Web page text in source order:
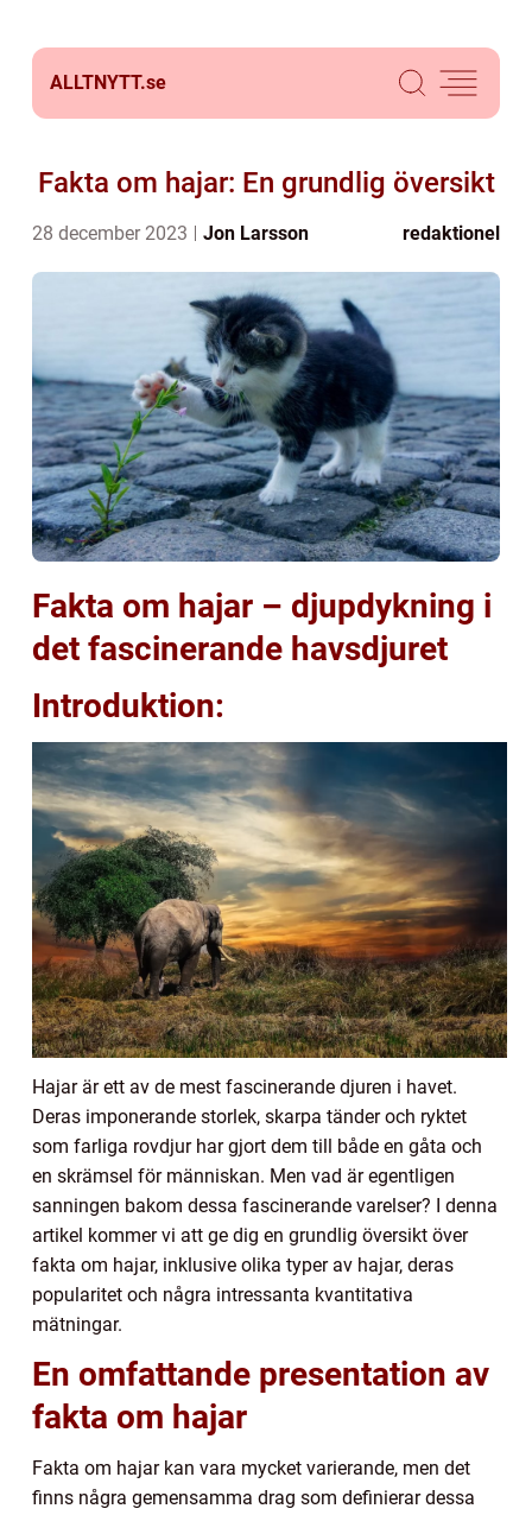
ALLTNYTT.se
Fakta om hajar: En grundlig översikt
28 december 2023 Jon Larsson redaktionel
Fakta om hajar – djupdykning i
det fascinerande havsdjuret
Introduktion:
Hajar är ett av de mest fascinerande djuren i havet.
Deras imponerande storlek, skarpa tänder och ryktet
som farliga rovdjur har gjort dem till både en gåta och
en skrämsel för människan. Men vad är egentligen
sanningen bakom dessa fascinerande varelser? I denna
artikel kommer vi att ge dig en grundlig översikt över
fakta om hajar, inklusive olika typer av hajar, deras
popularitet och några intressanta kvantitativa
mätningar.
En omfattande presentation av
fakta om hajar
Fakta om hajar kan vara mycket varierande, men det
finns några gemensamma drag som definierar dessa